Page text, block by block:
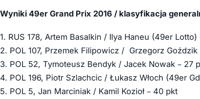
Wyniki 49er Grand Prix 2016 / klasyfikacja
1. RUS 178, Artem Basalkin / Ilya Haneu (49er Lotto)
2. POL 107, Przemek Filipowicz / Grzegorz
3. POL 52, Tymoteusz Bendyk / Jacek Nowak – 27
4. POL 196, Piotr Szlachcic / Łukasz Włoch (49er
5. POL 5, Jan Marciniak / Kamil Kozioł – 40 pkt